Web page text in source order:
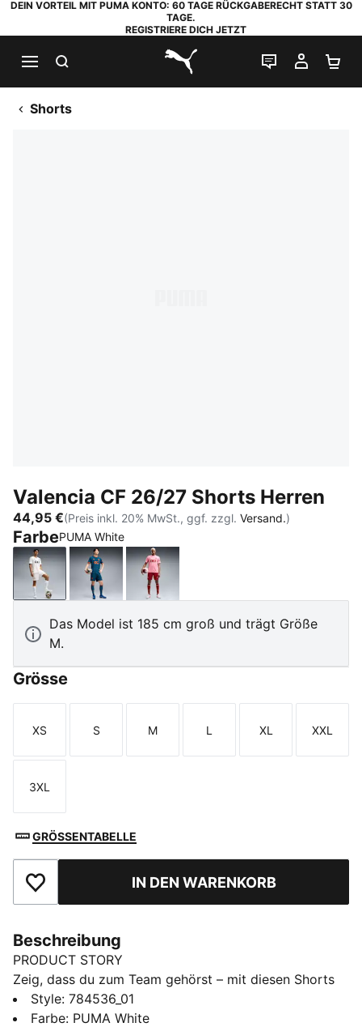
DEIN VORTEIL MIT PUMA KONTO: 60 TAGE RÜCKGABERECHT STATT 30
TAGE.
REGISTRIERE DICH JETZT
PUMA.com
LIVE-CHAT
MEIN
Shorts
Valencia CF 26/27 Shorts Herren
44,95 €(Preis inkl. 20% MwSt., ggf. zzgl. Versand.)
FarbePUMA White
PUMA WhiteOcean Tropic-Dark Earth
Intense Red-Pink Lilac
Das Model ist 185 cm groß und trägt Größe
M.
Grösse
Größe
XS
Größe
S
Größe
M
Größe
L
Größe
XL
Größe
XXL
Größe
3XL
GRÖSSENTABELLE
Zu Favoriten hinzufügenIN DEN WARENKORB
Beschreibung
PRODUCT STORY
Zeig, dass du zum Team gehörst – mit diesen Shorts
von Valencia CF. Ob auf dem Platz oder abseits davon
– das Teambadge zeigt, für welchen Fußballverein dein
Style: 784536_01
Farbe: PUMA White